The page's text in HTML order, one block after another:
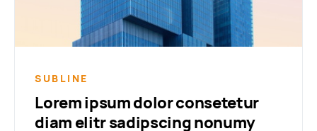
SUBLINE
Lorem ipsum dolor consetetur
diam elitr sadipscing nonumy